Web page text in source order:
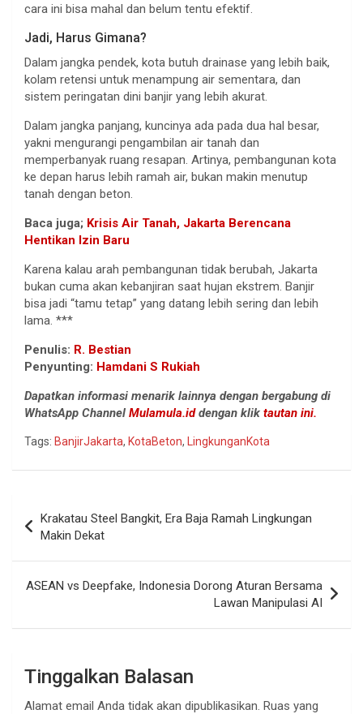
cara ini bisa mahal dan belum tentu efektif.
Jadi, Harus Gimana?
Dalam jangka pendek, kota butuh drainase yang lebih baik,
kolam retensi untuk menampung air sementara, dan
sistem peringatan dini banjir yang lebih akurat.
Dalam jangka panjang, kuncinya ada pada dua hal besar,
yakni mengurangi pengambilan air tanah dan
memperbanyak ruang resapan. Artinya, pembangunan kota
ke depan harus lebih ramah air, bukan makin menutup
tanah dengan beton.
Baca juga; Krisis Air Tanah, Jakarta Berencana
Hentikan Izin Baru
Karena kalau arah pembangunan tidak berubah, Jakarta
bukan cuma akan kebanjiran saat hujan ekstrem. Banjir
bisa jadi “tamu tetap” yang datang lebih sering dan lebih
lama. ***
Penulis: R. Bestian
Penyunting: Hamdani S Rukiah
Dapatkan informasi menarik lainnya dengan bergabung di
WhatsApp Channel Mulamula.iddengan klik tautan ini.
Tags: BanjirJakarta, KotaBeton, LingkunganKota
pos
Krakatau Steel Bangkit, Era Baja Ramah Lingkungan
Makin Dekat
ASEAN vs Deepfake, Indonesia Dorong Aturan Bersama
Lawan Manipulasi AI
Tinggalkan Balasan
Alamat email Anda tidak akan dipublikasikan. Ruas yang